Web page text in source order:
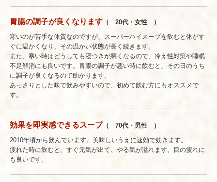
胃腸の調子が良くなります （ 20代・女性 ）
寒いのが苦手な体質なのですが、スーパーハイスープを飲むと体がす
ぐに温かくなり、その温かい状態が長く続きます。
また、寒い時はどうしても寝つきが悪くなるので、冷え性対策や睡眠
不足解消にも良いです。胃腸の調子が悪い時に飲むと、その日のうち
に調子が良くなるので助かります。
あっさりとした味で飲みやすいので、初めて飲む方にもオススメで
す。
効果を即実感できるスープ （ 70代・男性 ）
2010年頃から飲んでいます。美味しいうえに速効で効きます。
疲れた時に飲むと、すぐ元気が出て、やる気が溢れます。目の疲れに
も良いです。